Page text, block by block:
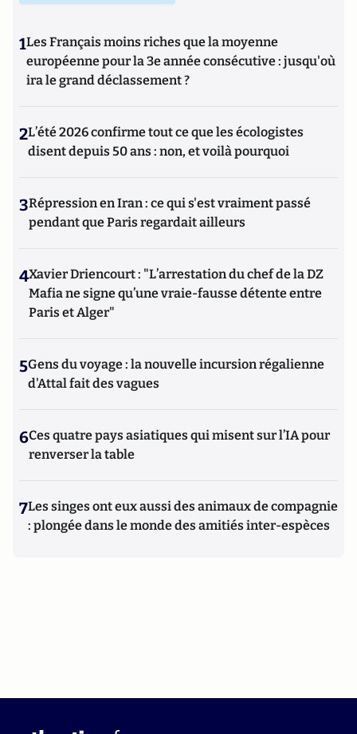
1Les Français moins riches que la moyenne
européenne pour la 3e année consécutive : jusqu'où
ira le grand déclassement ?
2L’été 2026 confirme tout ce que les écologistes
disent depuis 50 ans : non, et voilà pourquoi
3Répression en Iran : ce qui s'est vraiment passé
pendant que Paris regardait ailleurs
4Xavier Driencourt : "L’arrestation du chef de la DZ
Mafia ne signe qu’une vraie-fausse détente entre
Paris et Alger"
5Gens du voyage : la nouvelle incursion régalienne
d'Attal fait des vagues
6Ces quatre pays asiatiques qui misent sur l’IA pour
renverser la table
7Les singes ont eux aussi des animaux de compagnie
: plongée dans le monde des amitiés inter-espèces